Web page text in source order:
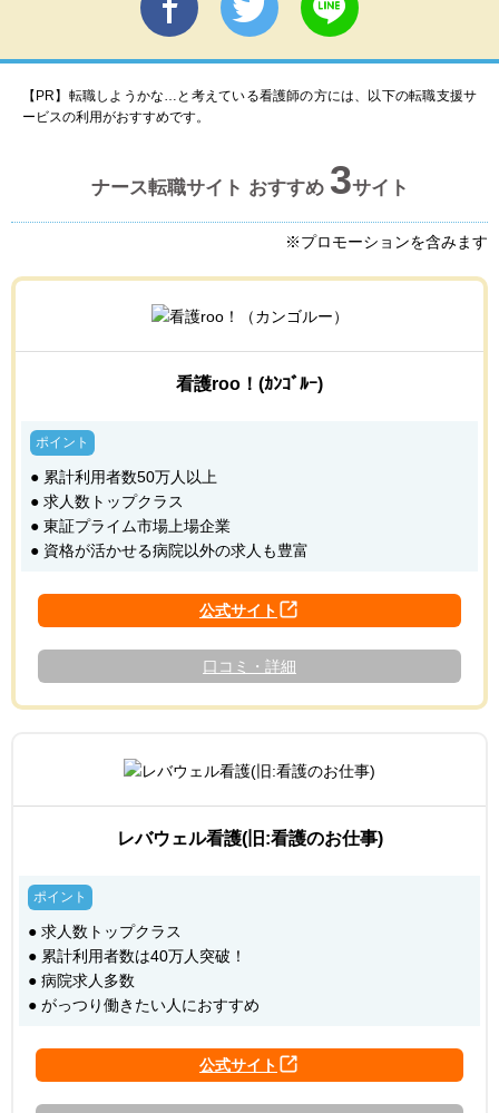
【PR】転職しようかな…と考えている看護師の方には、以下の転職支援サ
ービスの利用がおすすめです。
ナース転職サイト おすすめ 3サイト
※プロモーションを含みます
看護roo！(ｶﾝｺﾞﾙｰ)
● 累計利用者数50万人以上
● 求人数トップクラス
● 東証プライム市場上場企業
● 資格が活かせる病院以外の求人も豊富
口コミ・詳細
レバウェル看護(旧:看護のお仕事)
● 求人数トップクラス
● 累計利用者数は40万人突破！
● 病院求人多数
● がっつり働きたい人におすすめ